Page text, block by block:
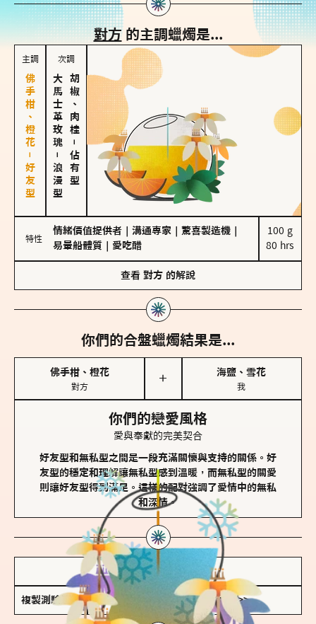
對方的主調蠟燭是...
主調
佛手柑、橙花－好友型
次調
大馬士革玫瑰
－
浪漫型
胡椒、肉桂
－
佔有型
特性
情緒價值提供者 溝通專家 驚喜製造機
易暈船體質
愛吃醋
100 g
80 hrs
查看 對方 的解說
你們的合盤蠟燭結果是...
佛手柑、橙花
對方
＋
海鹽、雪花
我
你們的戀愛風格
愛與奉獻的完美契合
好友型和無私型之間是一段充滿關懷與支持的關係。好
友型的穩定和理解讓無私型感到溫暖，而無私型的關愛
則讓好友型得到滿足。這樣的配對強調了愛情中的無私
和深情。
儲存我的結果圖
複製測驗連結 查看香氛類型全解析 >>>